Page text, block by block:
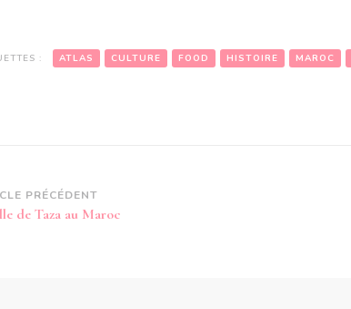
: ATLAS CULTURE FOOD HISTOIRE MAROC
PRÉCÉDENT
de Taza au Maroc